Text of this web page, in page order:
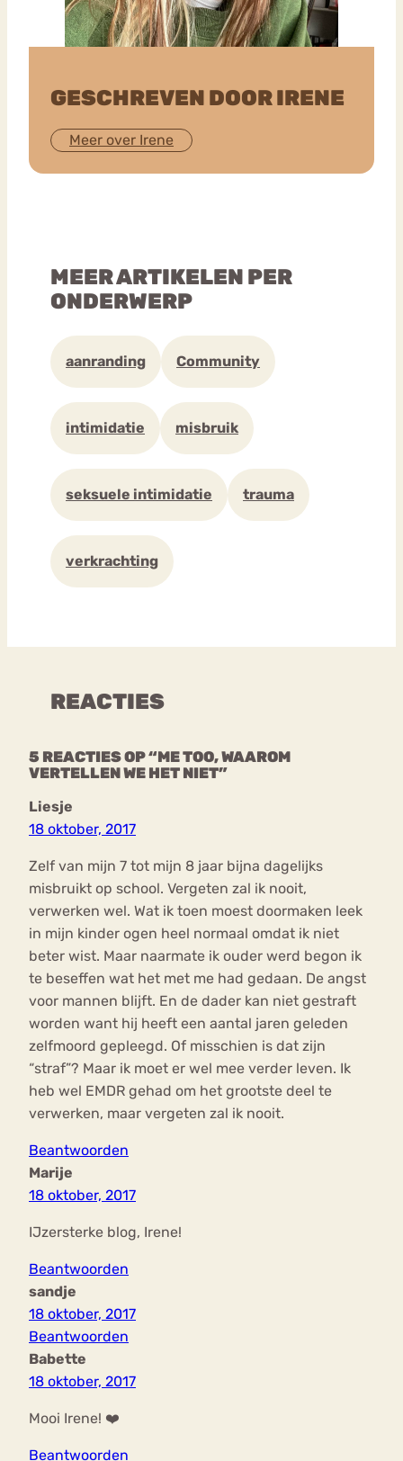
GESCHREVEN DOOR IRENE
Meer over Irene
MEER ARTIKELEN PER
ONDERWERP
aanranding Community
intimidatie misbruik
seksuele intimidatie trauma
verkrachting
REACTIES
5 REACTIES OP “ME TOO, WAAROM
VERTELLEN WE HET NIET”
Liesje
18 oktober, 2017
Zelf van mijn 7 tot mijn 8 jaar bijna dagelijks
misbruikt op school. Vergeten zal ik nooit,
verwerken wel. Wat ik toen moest doormaken leek
in mijn kinder ogen heel normaal omdat ik niet
beter wist. Maar naarmate ik ouder werd begon ik
te beseffen wat het met me had gedaan. De angst
voor mannen blijft. En de dader kan niet gestraft
worden want hij heeft een aantal jaren geleden
zelfmoord gepleegd. Of misschien is dat zijn
“straf”? Maar ik moet er wel mee verder leven. Ik
heb wel EMDR gehad om het grootste deel te
verwerken, maar vergeten zal ik nooit.
Beantwoorden
Marije
18 oktober, 2017
IJzersterke blog, Irene!
Beantwoorden
sandje
18 oktober, 2017
Beantwoorden
Babette
18 oktober, 2017
Mooi Irene! ❤️
Beantwoorden